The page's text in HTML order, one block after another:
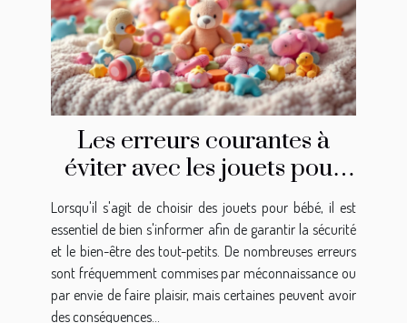
Les erreurs courantes à
éviter avec les jouets pour
bébé
Lorsqu'il s'agit de choisir des jouets pour bébé, il est
essentiel de bien s'informer afin de garantir la sécurité
et le bien-être des tout-petits. De nombreuses erreurs
sont fréquemment commises par méconnaissance ou
par envie de faire plaisir, mais certaines peuvent avoir
des conséquences...